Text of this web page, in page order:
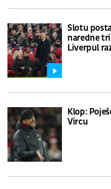
Slotu
naredne
Liverpul
Klop:
Vircu